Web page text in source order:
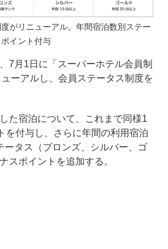
がリニューアル。年間宿泊数別ステー
イント付与
7月1日に「スーパーホテル会員制
ーアルし、会員ステータス制度を
た宿泊について、これまで同様1
を付与し、さらに年間の利用宿泊
ータス（ブロンズ、シルバー、ゴ
スポイントを追加する。